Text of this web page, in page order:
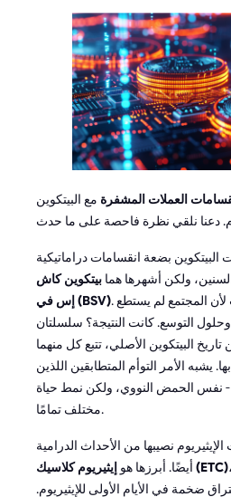
العملات المشفرة مع البيتكوين
بضعة انقسامات دراماتيكية
ولكن أشهرها هما
إس في (BSV). جاءت هذه الانقسامات لأن المجتمع لم يستطع
التوسع. كانت النتيجة؟ سلسلتان
البيتكوين الأصلي، تتبع كل منهما
يشبه الأمر التوأم المتطابقين اللذين
نفس الحمض النووي، ولكن نمط حياة
مختلف تمامًا.
نصيبها من الأحداث الدرامية
أيضًا. أبرزها هو إيثيريوم كلاسيك (ETC)، الذي ولد من خلافات حول
ضخمة في الأيام الأولى للإيثيريوم.